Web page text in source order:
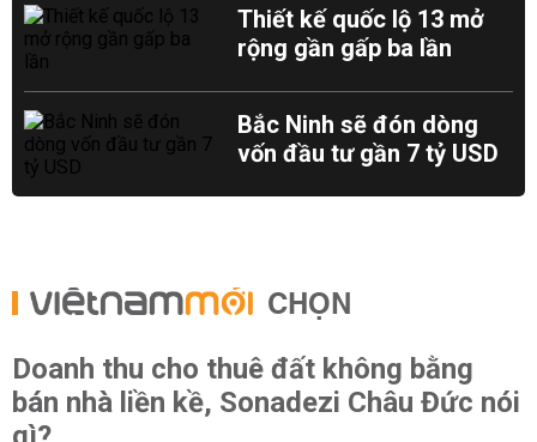
Thiết kế quốc lộ 13 mở
rộng gần gấp ba lần
Bắc Ninh sẽ đón dòng
vốn đầu tư gần 7 tỷ USD
CHỌN
Doanh thu cho thuê đất không bằng
bán nhà liền kề, Sonadezi Châu Đức nói